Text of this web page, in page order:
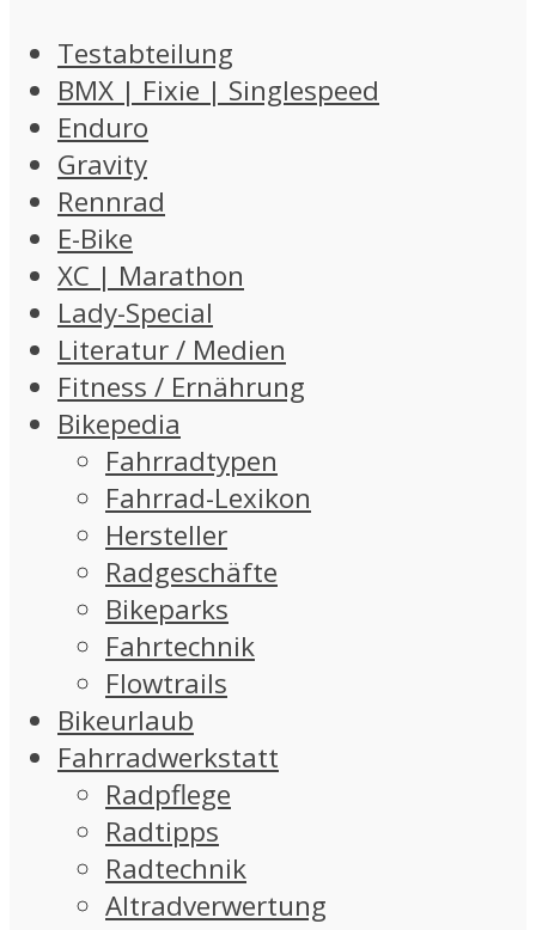
Testabteilung
BMX | Fixie | Singlespeed
Enduro
Gravity
Rennrad
E-Bike
XC | Marathon
Lady-Special
Literatur / Medien
Fitness / Ernährung
Bikepedia
Fahrradtypen
Fahrrad-Lexikon
Hersteller
Radgeschäfte
Bikeparks
Fahrtechnik
Flowtrails
Bikeurlaub
Fahrradwerkstatt
Radpflege
Radtipps
Radtechnik
Altradverwertung